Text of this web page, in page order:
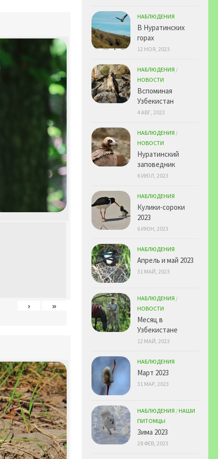
› »
НАБЛЮДЕНИЯ
В Нуратинских
горах
12 НОЯ, 2023
НАБЛЮДЕНИЯ /
НОВОСТИ
Вспоминая
Узбекистан
4 АВГ, 2023
НАБЛЮДЕНИЯ /
НОВОСТИ
Нуратинский
заповедник
6 ИЮЛ, 2023
НАБЛЮДЕНИЯ
Кулики-сороки
2023
6 ИЮН, 2023
НАБЛЮДЕНИЯ
Апрель и май 2023
31 МАЙ, 2023
НАБЛЮДЕНИЯ /
НОВОСТИ
Месяц в
Узбекистане
12 МАЙ, 2023
НАБЛЮДЕНИЯ
Март 2023
31 МАР, 2023
НАБЛЮДЕНИЯ /НАШИ
ПИТОМЦЫ
Зима 2023
28 ФЕВ, 2023